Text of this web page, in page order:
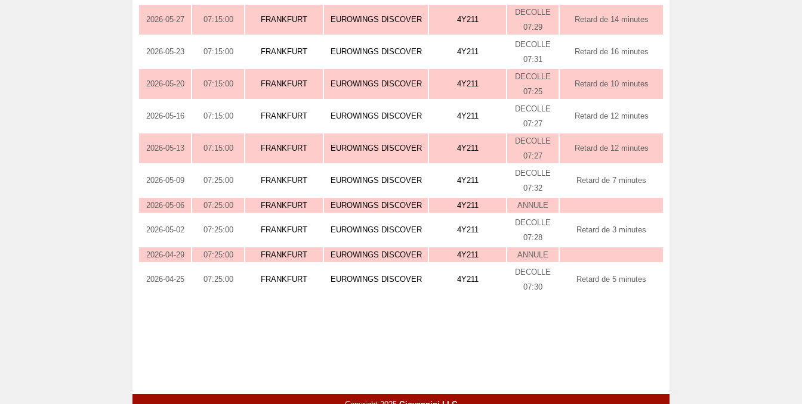
2026-05-27 07:15:00 FRANKFURT EUROWINGS DISCOVER 4Y211
DECOLLE
07:29
Retard de 14 minutes
2026-05-23 07:15:00 FRANKFURT EUROWINGS DISCOVER 4Y211
DECOLLE
07:31
Retard de 16 minutes
2026-05-20 07:15:00 FRANKFURT EUROWINGS DISCOVER 4Y211
DECOLLE
07:25
Retard de 10 minutes
2026-05-16 07:15:00 FRANKFURT EUROWINGS DISCOVER 4Y211
DECOLLE
07:27
Retard de 12 minutes
2026-05-13 07:15:00 FRANKFURT EUROWINGS DISCOVER 4Y211
DECOLLE
07:27
Retard de 12 minutes
2026-05-09 07:25:00 FRANKFURT EUROWINGS DISCOVER 4Y211
DECOLLE
07:32
Retard de 7 minutes
2026-05-06 07:25:00 FRANKFURT EUROWINGS DISCOVER 4Y211 ANNULE
2026-05-02 07:25:00 FRANKFURT EUROWINGS DISCOVER 4Y211
DECOLLE
07:28
Retard de 3 minutes
2026-04-29 07:25:00 FRANKFURT EUROWINGS DISCOVER 4Y211 ANNULE
2026-04-25 07:25:00 FRANKFURT EUROWINGS DISCOVER 4Y211
DECOLLE
07:30
Retard de 5 minutes